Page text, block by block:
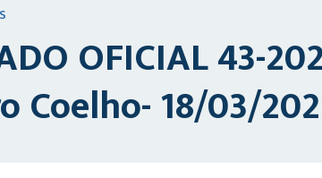
OFICIAL 43-
Coelho- 18/03/